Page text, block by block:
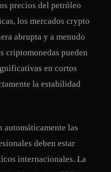
precios del petróleo
los mercados crypto
abrupta y a menudo
criptomonedas pueden
en cortos
la estabilidad
automáticamente las
deben estar
internacionales. La